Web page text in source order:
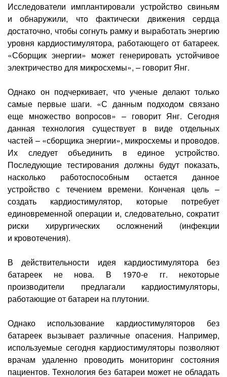
Исследователи имплантировали устройство свиньям
и обнаружили, что фактически движения сердца
достаточно, чтобы согнуть рамку и выработать энергию
уровня кардиостимулятора, работающего от батареек.
«Сборщик энергии» может генерировать устойчивое
электричество для микросхемы», – говорит Янг.
Однако он подчеркивает, что ученые делают только
самые первые шаги. «С данным подходом связано
еще множество вопросов» – говорит Янг. Сегодня
данная технология существует в виде отдельных
частей – «сборщика энергии», микросхемы и проводов.
Их следует объединить в единое устройство.
Последующие тестирования должны будут показать,
насколько работоспособным остается данное
устройство с течением времени. Конченая цель –
создать кардиостимулятор, которые потребует
единовременной операции и, следовательно, сократит
риски хирургических осложнений (инфекции
и кровотечения).
В действительности идея кардиостимулятора без
батареек не нова. В 1970-е гг. некоторые
производители предлагали кардиостимуляторы,
работающие от батареи на плутонии.
Однако использование кардиостимуляторов без
батареек вызывает различные опасения. Например,
используемые сегодня кардиостимуляторы позволяют
врачам удаленно проводить мониторинг состояния
пациентов. Технология без батареи может не обладать